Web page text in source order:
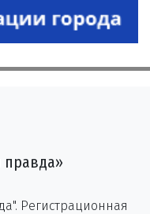
правда»
Регистрационная